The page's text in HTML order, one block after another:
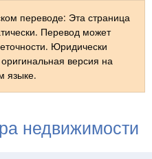
TR
UK
переводе: Эта страница
Перевод может
Юридически
версия на
языке.
недвижимости